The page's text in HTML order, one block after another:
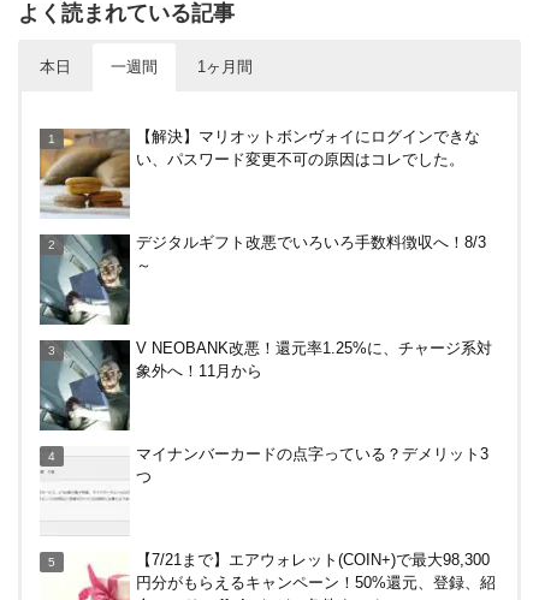
よく読まれている記事
本日 一週間 1ヶ月間
象外へ！11月から
加入したけど勧誘ヤバいかな
クレジットカードチャージすると5%還元に！
おきたい利用条件と注意点
【解決】マリオットボンヴォイにログインできな
い、パスワード変更不可の原因はコレでした。
デジタルギフト改悪でいろいろ手数料徴収へ！8/3
～
V NEOBANK改悪！還元率1.25%に、チャージ系対
象外へ！11月から
マイナンバーカードの点字っている？デメリット3
つ
【7/21まで】エアウォレット(COIN+)で最大98,300
円分がもらえるキャンペーン！50%還元、登録、紹